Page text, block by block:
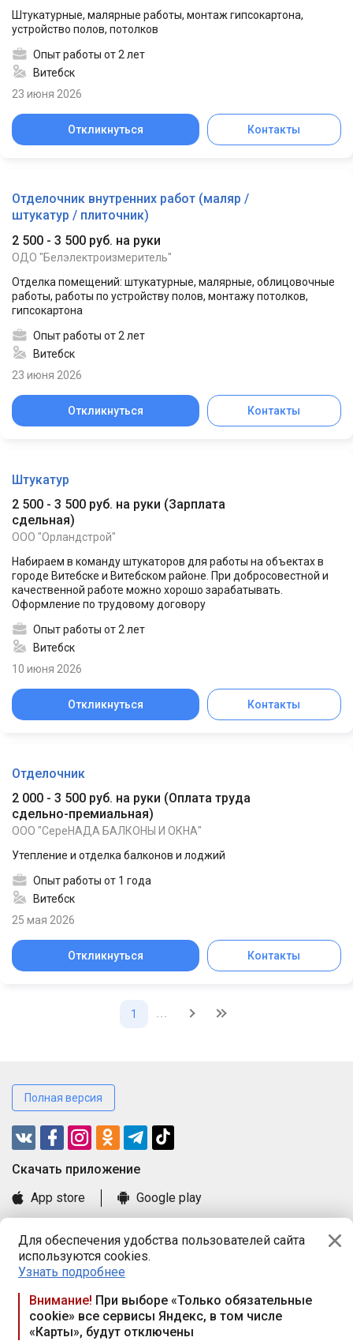
Для обеспечения удобства пользователей сайта
используются cookies.
Узнать подробнее
Внимание! При выборе «Только обязательные
cookie» все сервисы Яндекс, в том числе
«Карты», будут отключены
Штукатурные, малярные работы, монтаж гипсокартона,
устройство полов, потолков
Опыт работы от 2 лет
Витебск
23 июня 2026
Откликнуться Контакты
Отделочник внутренних работ (маляр /
штукатур / плиточник)
2 500 - 3 500 руб. на руки
ОДО "Белэлектроизмеритель"
Отделка помещений: штукатурные, малярные, облицовочные
работы, работы по устройству полов, монтажу потолков,
гипсокартона
Опыт работы от 2 лет
Витебск
23 июня 2026
Откликнуться Контакты
Штукатур
2 500 - 3 500 руб. на руки (Зарплата
сдельная)
ООО "Орландстрой"
Набираем в команду штукаторов для работы на объектах в
городе Витебске и Витебском районе. При добросовестной и
качественной работе можно хорошо зарабатывать.
Оформление по трудовому договору
Опыт работы от 2 лет
Витебск
10 июня 2026
Откликнуться Контакты
Отделочник
2 000 - 3 500 руб. на руки (Оплата труда
сдельно-премиальная)
ООО "СереНАДА БАЛКОНЫ И ОКНА"
Утепление и отделка балконов и лоджий
Опыт работы от 1 года
Витебск
25 мая 2026
Откликнуться Контакты
1 ...
Полная версия
Cкачать приложение
App store
Google play
Книга замечаний и предложений
Правила и документы
Praca.by © 2000—2026, ООО «ПРАЦА БАЙ»
Республика Беларусь, 220114, г. Минск, пр-т Независимости
117а, пом. № 9.